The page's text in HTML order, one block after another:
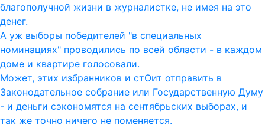
благополучной жизни в журналистке, не имея на это
денег.
А уж выборы победителей "в специальных
номинациях" проводились по всей области - в каждом
доме и квартире голосовали.
Может, этих избранников и стОит отправить в
Законодательное собрание или Государственную Думу
- и деньги сэкономятся на сентябрьских выборах, и
так же точно ничего не поменяется.